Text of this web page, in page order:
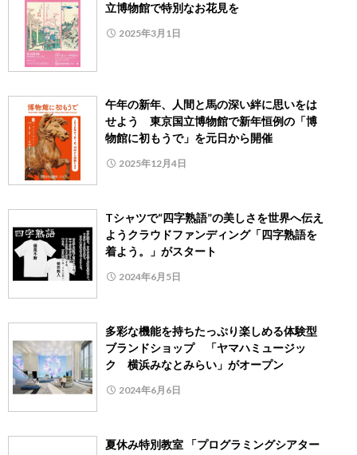
立博物館で特別なお花見を
2025年3月1日
午年の新年、人間と馬の深い絆に思いをは
せよう 東京国立博物館で新年恒例の「博
物館に初もうで」を元日から開催
2025年12月4日
Tシャツで“四字熟語”の美しさを世界へ伝え
ようクラウドファンディング「四字熟語を
着よう。」がスタート
2024年6月5日
多彩な機能を持ちたっぷり楽しめる体験型
ブランドショップ 「ヤマハミュージッ
ク 横浜みなとみらい」がオープン
2024年6月6日
夏休み特別教室 「プログラミングシアター